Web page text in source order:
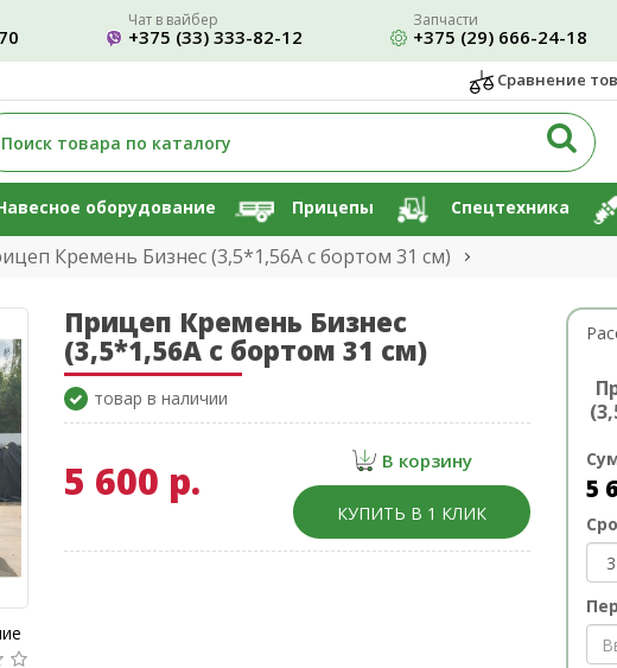
Чат в вайбер
+375 (33) 333-82-12
Запчасти
+375 (29) 666-24-18
Сравнение
оборудование Прицепы Спецтехника
Кремень Бизнес (3,5*1,56А с бортом 31 см)
Прицеп Кремень Бизнес
(3,5*1,56А с бортом 31 см)
товар в наличии
5 600 р. В корзину
КУПИТЬ В 1 КЛИК
5